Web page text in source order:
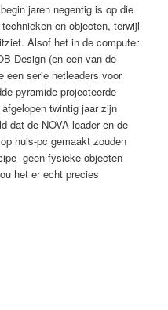
jaren negentig is op die
en objecten, terwijl
Alsof het in de computer
Design (en een van de
een serie netleaders voor
pyramide projecteerde
twintig jaar zijn
dat de NOVA leader en de
huis-pc gemaakt zouden
geen fysieke objecten
het er echt precies